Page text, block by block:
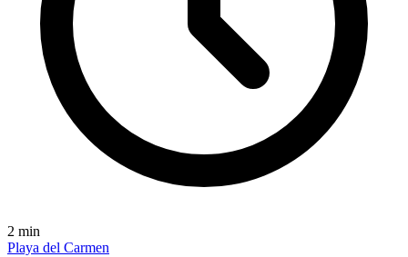
2 min
Playa del Carmen